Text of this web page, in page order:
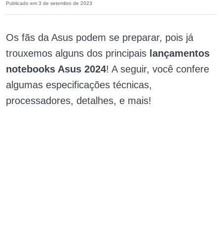
Publicado em 3 de setembro de 2023
Os fãs da Asus podem se preparar, pois já
trouxemos alguns dos principais lançamentos
notebooks Asus 2024! A seguir, você confere
algumas especificações técnicas,
processadores, detalhes, e mais!